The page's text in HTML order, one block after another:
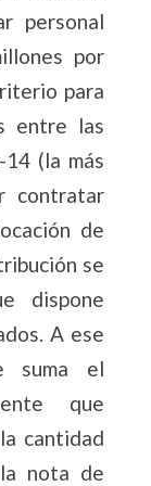
personal
por
para
entre las
(la más
contratar
de
se
dispone
A ese
suma el
que
cantidad
nota de